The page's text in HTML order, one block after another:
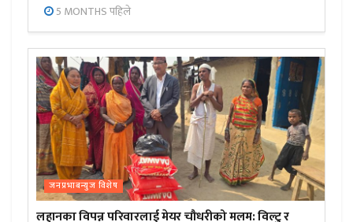
5 MONTHS पहिले
जनप्रभाबन्युज विशेष
लहानका विपन्न परिवारलाई मेयर चौधरीको मलम: विल्टु र